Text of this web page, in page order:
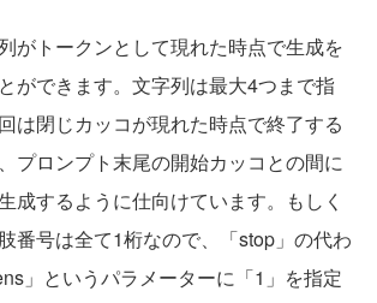
がトークンとして現れた時点で生成を
ができます。文字列は最大4つまで指
は閉じカッコが現れた時点で終了する
プロンプト末尾の開始カッコとの間に
成するように仕向けています。もしく
番号は全て1桁なので、「stop」の代わ
」というパラメーターに「1」を指定